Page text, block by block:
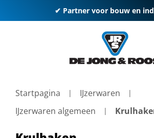
✔ Partner voor bouw en
Startpagina
IJzerwaren
IJzerwaren algemeen